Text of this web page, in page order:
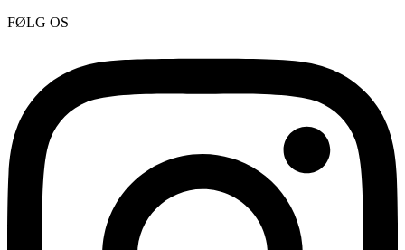
FØLG OS